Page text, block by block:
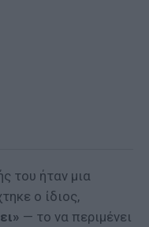
του ήταν μια
ο ίδιος,
— το να περιμένει